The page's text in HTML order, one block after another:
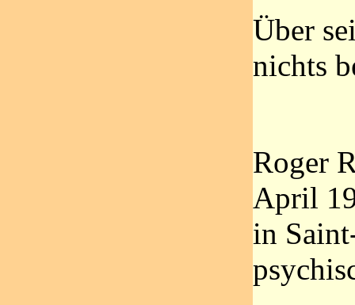
Über
nichts
Roger
April
in